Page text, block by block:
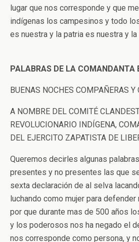
lugar que nos corresponde y que
indígenas los campesinos y todo
es nuestra y la patria es nuestra y
PALABRAS DE LA COMANDANTA
BUENAS NOCHES COMPAÑERAS Y
A NOMBRE DEL COMITÉ
REVOLUCIONARIO INDÍGENA,
DEL EJERCITO ZAPATISTA DE
Queremos decirles algunas
presentes y no presentes las que
sexta declaración de al selva
luchando como mujer para
por que durante mas de 500 años
y los poderosos nos ha negado el
nos corresponde como persona, y